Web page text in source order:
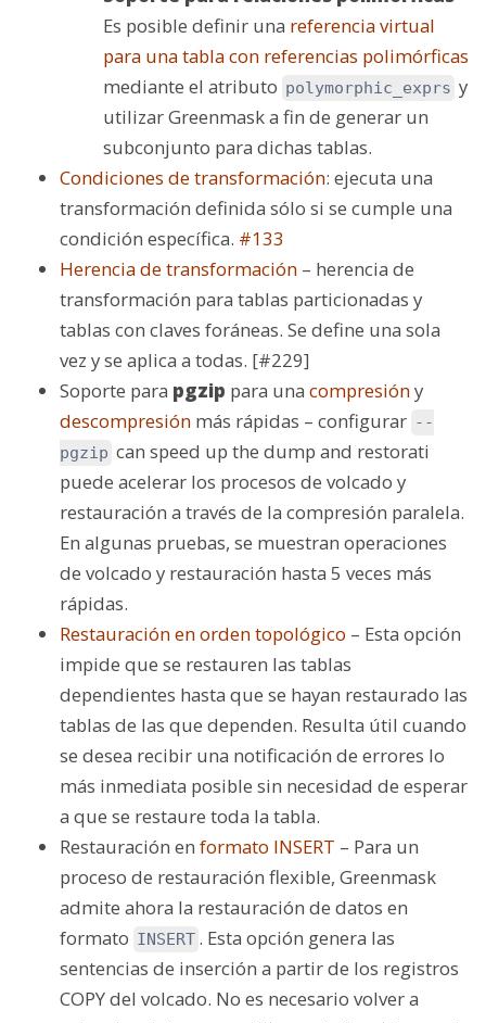
Es posible definir una referencia virtual
para una tabla con referencias polimórficas
mediante el atributo polymorphic_exprs y
utilizar Greenmask a fin de generar un
subconjunto para dichas tablas.
Condiciones de transformación: ejecuta una
transformación definida sólo si se cumple una
condición específica. #133
Herencia de transformación – herencia de
transformación para tablas particionadas y
tablas con claves foráneas. Se define una sola
vez y se aplica a todas. [#229]
Soporte para pgzip para una compresióny
descompresión más rápidas – configurar --
pgzip can speed up the dump and restorati
puede acelerar los procesos de volcado y
restauración a través de la compresión paralela.
En algunas pruebas, se muestran operaciones
de volcado y restauración hasta 5 veces más
rápidas.
Restauración en orden topológico – Esta opción
impide que se restauren las tablas
dependientes hasta que se hayan restaurado las
tablas de las que dependen. Resulta útil cuando
se desea recibir una notificación de errores lo
más inmediata posible sin necesidad de esperar
a que se restaure toda la tabla.
Restauración en formato INSERT – Para un
proceso de restauración flexible, Greenmask
admite ahora la restauración de datos en
formato INSERT . Esta opción genera las
sentencias de inserción a partir de los registros
COPY del volcado. No es necesario volver a